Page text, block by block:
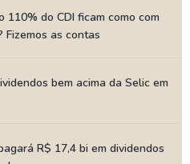
110% do CDI ficam como com
Fizemos as contas
bem acima da Selic em
R$ 17,4 bi em dividendos